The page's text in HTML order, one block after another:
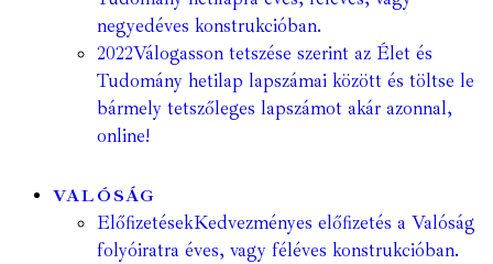
negyedéves konstrukcióban.
2022Válogasson tetszése szerint az Élet és
Tudomány hetilap lapszámai között és töltse le
bármely tetszőleges lapszámot akár azonnal,
online!
VALÓSÁG
ElőfizetésekKedvezményes előfizetés a Valóság
folyóiratra éves, vagy féléves konstrukcióban.